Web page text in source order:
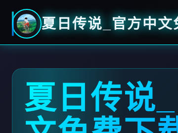
夏日传说_官方中文
夏日传说